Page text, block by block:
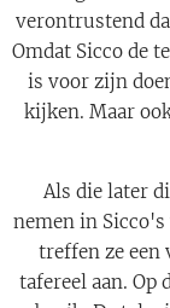
verontrustend
Omdat Sicco de
is voor zijn
kijken. Maar
Als die later
nemen in
treffen ze een
tafereel aan. Op